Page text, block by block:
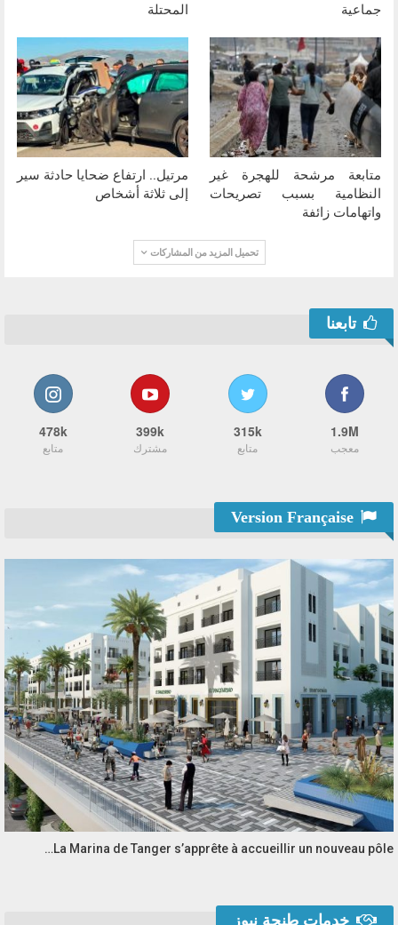
جماعية
المحتلة
متابعة مرشحة للهجرة غير
النظامية بسبب تصريحات
واتهامات زائفة
مرتيل.. ارتفاع ضحايا حادثة سير
إلى ثلاثة أشخاص
تحميل المزيد من المشاركات
تابعنا
1.9M
معجب
315k
متابع
399k
مشترك
478k
متابع
La Marina de Tanger s’apprête à accueillir un nouveau pôle…
خدمات طنجة نيوز